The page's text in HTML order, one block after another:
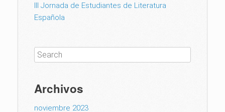
III Jornada de Estudiantes de Literatura
Española
Archivos
noviembre 2023